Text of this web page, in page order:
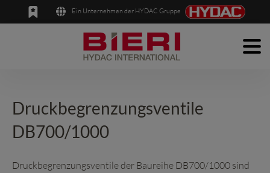
Deutsch
Ein Unternehmen der HYDAC Gruppe
Anwendungen
Unternehmen
Druckbegrenzungsventile
DB700/1000
Druckbegrenzungsventile der Baureihe DB700/1000 sind